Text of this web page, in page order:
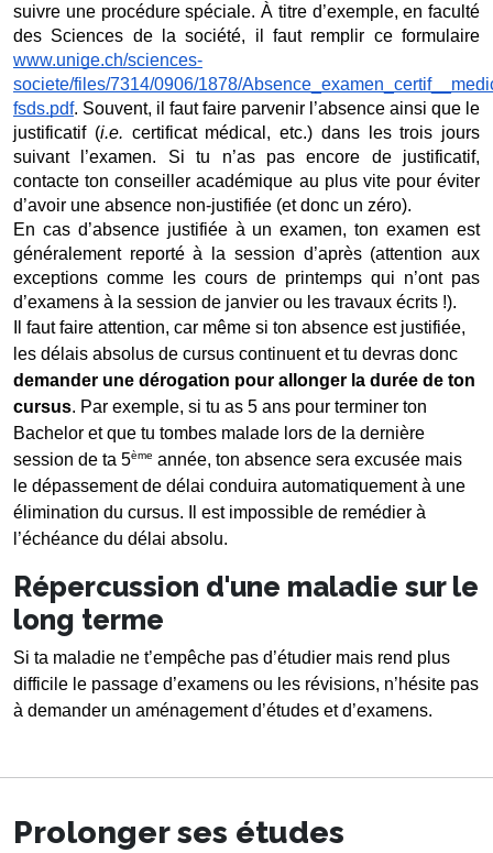
suivre une procédure spéciale. À titre d’exemple, en faculté
www.unige.ch/sciences-
societe/files/7314/0906/1878/
fsds.pdf. Souvent, il faut faire parvenir l’absence ainsi que le
justificatif (i.e. certificat médical, etc.) dans les trois jours
suivant l’examen. Si tu n’as pas encore de justificatif,
contacte ton conseiller académique au plus vite pour éviter
d’avoir une absence non-justifiée (et donc un zéro).
En cas d’absence justifiée à un examen, ton examen est
généralement reporté à la session d’après (attention aux
exceptions comme les cours de printemps qui n’ont pas
d’examens à la session de janvier ou les travaux écrits !).
Il faut faire attention, car même si ton absence est justifiée,
demander une dérogation pour allonger la durée de ton
cursus. Par exemple, si tu as 5 ans pour terminer ton
Bachelor et que tu tombes malade lors de la dernière
session de ta 5ème année, ton absence sera excusée mais
le dépassement de délai conduira automatiquement à une
élimination du cursus. Il est impossible de remédier à
l’échéance du délai absolu.
Répercussion d'une maladie sur le
long terme
Si ta maladie ne t’empêche pas d’étudier mais rend plus
difficile le passage d’examens ou les révisions, n’hésite pas
à demander un aménagement d’études et d’examens.
Prolonger ses études